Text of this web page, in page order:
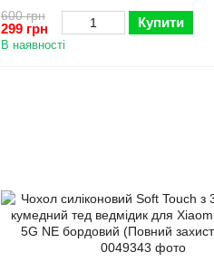
5G NE рожевий (Повний захист камери)
600 грн
299 грн Купити
В наявності